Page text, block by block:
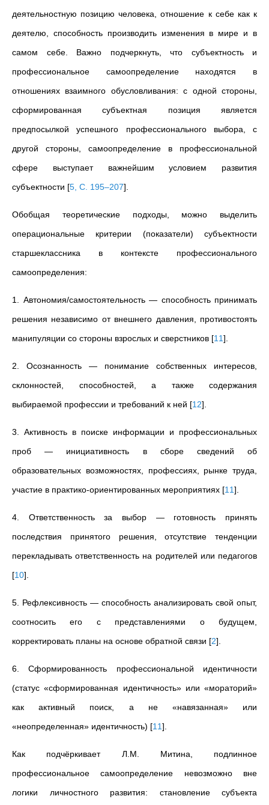
деятельностную позицию человека, отношение к себе как к
деятелю, способность производить изменения в мире и в
самом себе. Важно подчеркнуть, что субъектность и
профессиональное самоопределение находятся в
отношениях взаимного обусловливания: с одной стороны,
сформированная субъектная позиция является
предпосылкой успешного профессионального выбора, с
другой стороны, самоопределение в профессиональной
сфере выступает важнейшим условием развития
субъектности [5, С. 195–207]
Обобщая теоретические подходы, можно выделить
операциональные критерии (показатели) субъектности
старшеклассника в контексте профессионального
самоопределения:
1. Автономия/самостоятельность — способность принимать
решения независимо от внешнего давления, противостоять
манипуляции со стороны взрослых и сверстников [11]
2. Осознанность — понимание собственных интересов,
склонностей, способностей, а также содержания
выбираемой профессии и требований к ней [12]
3. Активность в поиске информации и профессиональных
проб — инициативность в сборе сведений об
образовательных возможностях, профессиях, рынке труда,
участие в практико-ориентированных мероприятиях [11]
4. Ответственность за выбор — готовность принять
последствия принятого решения, отсутствие тенденции
перекладывать ответственность на родителей или педагогов
[10]
5. Рефлексивность — способность анализировать свой опыт,
соотносить его с представлениями о будущем,
корректировать планы на основе обратной связи [2]
6. Сформированность профессиональной идентичности
(статус «сформированная идентичность» или «мораторий»
как активный поиск, а не «навязанная» или
«неопределенная» идентичность) [11]
Как подчёркивает Л.М. Митина, подлинное
профессиональное самоопределение невозможно вне
логики личностного развития: становление субъекта